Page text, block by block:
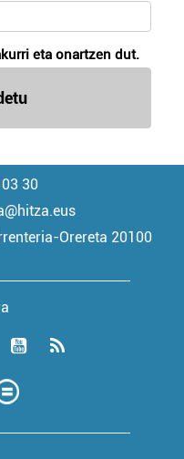
eta onartzen dut.
30
Orereta 20100